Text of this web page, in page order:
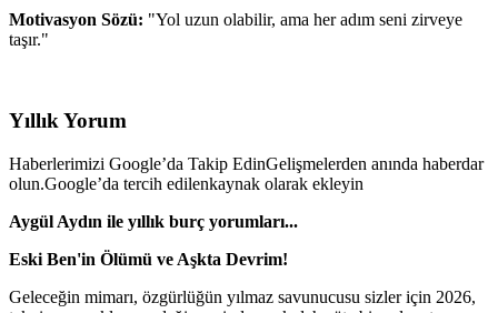
Motivasyon Sözü: "Yol uzun olabilir, ama her adım seni zirveye
taşır."
Yıllık Yorum
Haberlerimizi Google’da Takip EdinGelişmelerden anında haberdar
olun.Google’da tercih edilenkaynak olarak ekleyin
Aygül Aydın ile yıllık burç yorumları...
Eski Ben'in Ölümü ve Aşkta Devrim!
Geleceğin mimarı, özgürlüğün yılmaz savunucusu sizler için 2026,